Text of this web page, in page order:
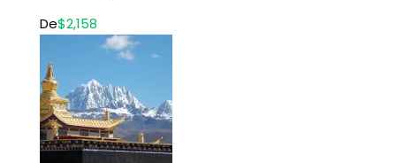
De$2,158